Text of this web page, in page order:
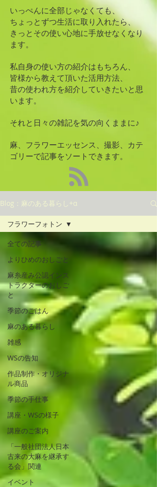
いっぺんに全部じゃなくても、
ちょっとずつ生活に取り入れたら、
きっとその使い心地に手放せなくなり
ます。
私自身の使い方の紹介はもちろん、
皆様から教えて頂いた活用方法、
昔の使われ方を紹介していきたいと思
います。
​それと日々の雑記を気の向くままに♪
麻、フラワーエッセンス、撮影、カテ
ゴリーで記事をソートできます。
Blog：麻のある暮らし+α
全ての記事
よりひめのおしごと
麻糸産み公認インス
トラクターのおしご
と
季節のごはん
麻のある暮らし
雑感
WSの告知
作品制作・オリジナ
ル商品
季節の手仕事
講座・WSの様子
講座のご案内
「一般社団法人日本
古来の大麻を継承す
る会」関連
イベント
フラワーフォトン